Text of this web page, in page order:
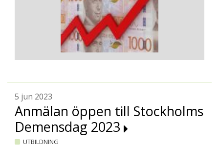
5 jun 2023
Anmälan öppen till Stockholms
Demensdag 2023
UTBILDNING